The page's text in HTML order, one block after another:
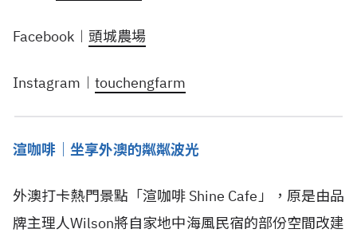
Facebook︱ 頭城農場
Instagram︱ touchengfarm
渲咖啡｜坐享外澳的粼粼波光
外澳打卡熱門景點「渲咖啡 Shine Cafe」，原是由品
牌主理人Wilson將自家地中海風民宿的部份空間改建